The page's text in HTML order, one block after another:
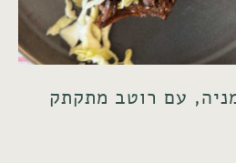
עם רוטב מתקתק